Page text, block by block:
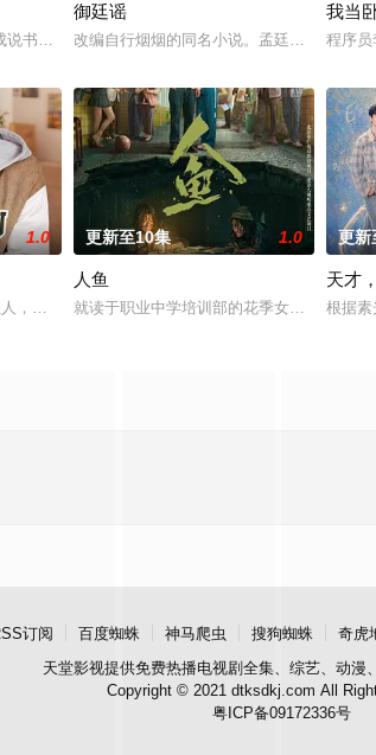
书班子，偶遇“白天人住屋，晚上鬼占房”的阴阳宅，
御廷谣
改编自行烟烟的同名小说。孟廷辉，大平王
我当
程序员
流血的新娘纸人卷入了一场跨越十年的惊天阴谋。
1.0
，在沿海小城南安相遇相知，他们决心各展所长创
更新至10集 1.0
人鱼
就读于职业中学培训部的花季女生苏琳（黄
更新
天才
根据素
订阅 百度蜘蛛 神马爬虫 搜狗蜘蛛 奇虎
天堂影视提供免费热播电视剧全集、综艺、动漫
Copyright © 2021 dtksdkj.com All
粤ICP备09172336号